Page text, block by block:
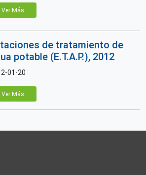
Ver Más
de tratamiento de
potable (E.T.A.P.), 2012
01-20
Ver Más